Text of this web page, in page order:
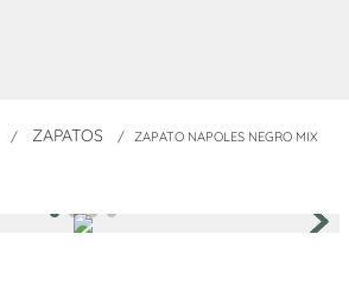
ZAPATOS ZAPATO NAPOLES NEGRO MIX